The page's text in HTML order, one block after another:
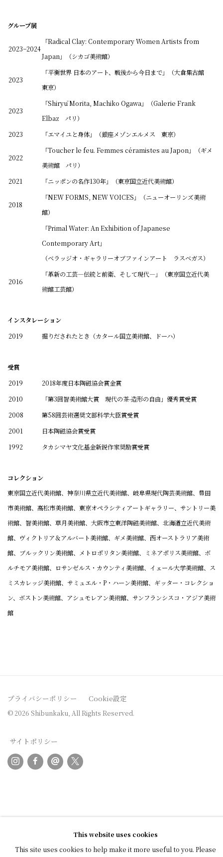
グループ展
2023−2024
「Radical Clay: Contemporary Women Artists from
Japan」（シカゴ美術館）
2023
「平衡世界 日本のアート、戦後から今日まで」（大倉集古館
東京）
2023
「Shiryū Morita, Machiko Ogawa」（Galerie Frank
Elbaz パリ）
2023
「エマイユと身体」（銀座メゾンエルメス 東京）
2022
「Toucher le feu. Femmes céramistes au Japon」（ギメ
美術館 パリ）
2021
「ニッポンの名作130年」（東京国立近代美術館）
2018
「NEW FORMS, NEW VOICES」（ニューオーリンズ美術
館）
「Primal Water: An Exhibition of Japanese
Contemporary Art」
（ベラッジオ・ギャラリーオブファインアート ラスベガス）
2016
「革新の工芸―伝統と前衛、そして現代―」（東京国立近代美
術館工芸館）
インスタレーション
2019
掘りだされたとき（カタール国立美術館、ドーハ）
受賞
2019
2018年度日本陶磁協会賞金賞
2010
「第3回智美術館大賞 現代の茶-造形の自由」優秀賞受賞
2008
第58回芸術選奨文部科学大臣賞受賞
2001
日本陶磁協会賞受賞
1992
タカシマヤ文化基金新鋭作家奨励賞受賞
コレクション
東京国立近代美術館、神奈川県立近代美術館、岐阜県現代陶芸美術館、豊田
市美術館、高松市美術館、東京オペラシティアートギャラリー、サントリー美
術館、智美術館、草月美術館、大阪市立東洋陶磁美術館、北海道立近代美術
館、ヴィクトリア＆アルバート美術館、ギメ美術館、西オーストラリア美術
館、ブルックリン美術館、メトロポリタン美術館、ミネアポリス美術館、ボ
ルチモア美術館、ロサンゼルス・カウンティ美術館、イェール大学美術館、ス
ミスカレッジ美術館、サミュエル・P・ハーン美術館、ギッター・コレクショ
ン、ボストン美術館、アシュモレアン美術館、サンフランシスコ・アジア美術
館
プライバシーポリシー Cookie設定
© 2026 Shibunkaku, All Rights Reserved.
サイトポリシー
This website uses cookies
This site uses cookies to help make it more useful to you. Please